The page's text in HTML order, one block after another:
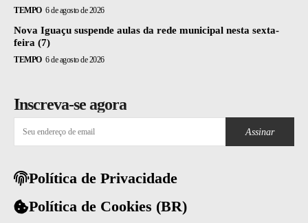
TEMPO 6 de agosto de 2026
Nova Iguaçu suspende aulas da rede municipal nesta sexta-
feira (7)
TEMPO 6 de agosto de 2026
Inscreva-se agora
Assinar
Política de Privacidade
Política de Cookies (BR)